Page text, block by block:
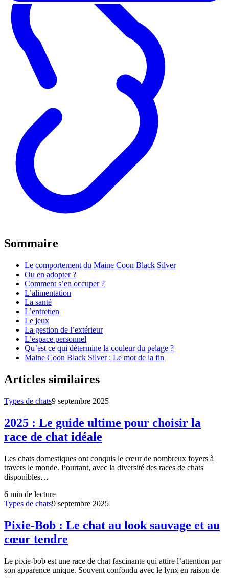
Sommaire
Le comportement du Maine Coon Black Silver
Ou en adopter ?
Comment s’en occuper ?
L’alimentation
La santé
L’entretien
Le jeux
La gestion de l’extérieur
L’espace personnel
Qu’est ce qui détermine la couleur du pelage ?
Maine Coon Black Silver : Le mot de la fin
Articles similaires
Types de chats9 septembre 2025
2025 : Le guide ultime pour choisir la
race de chat idéale
Les chats domestiques ont conquis le cœur de nombreux foyers à
travers le monde. Pourtant, avec la diversité des races de chats
disponibles…
6 min de lecture
Types de chats9 septembre 2025
Pixie-Bob : Le chat au look sauvage et au
cœur tendre
Le pixie-bob est une race de chat fascinante qui attire l’attention par
son apparence unique. Souvent confondu avec le lynx en raison de